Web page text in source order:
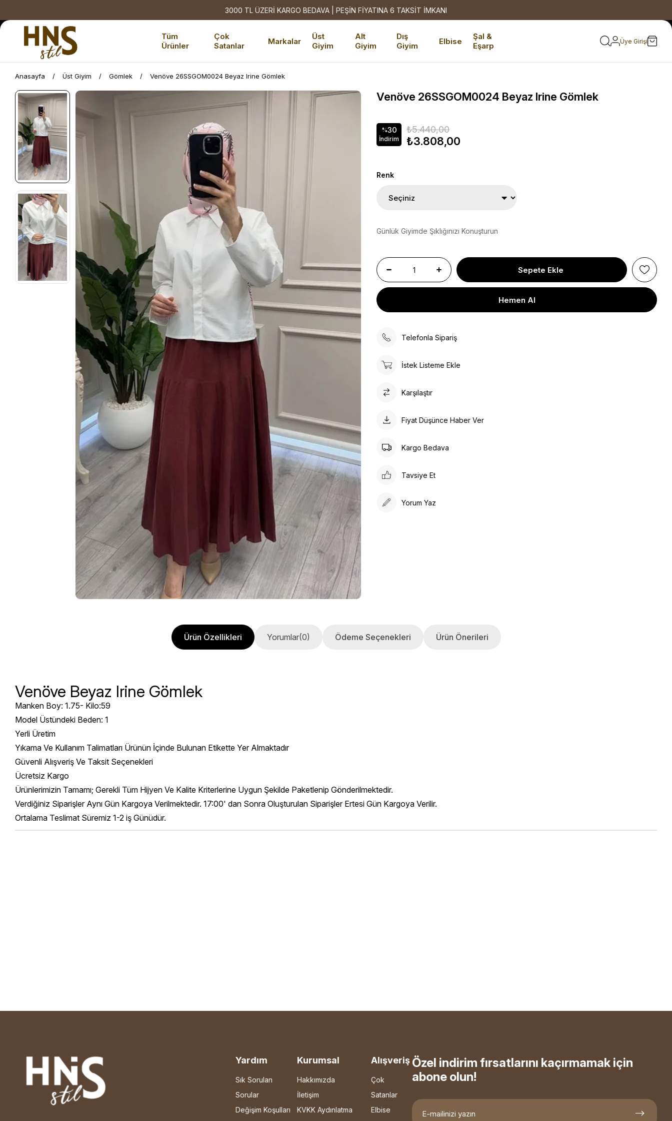
3000 TL ÜZERİ KARGO BEDAVA | PEŞİN FİYATINA 6 TAKSİT İMKANI
Tüm
Ürünler
Çok
Satanlar
Markalar
Üst
Giyim
Alt
Giyim
Dış
Giyim
Elbise
Şal &
Eşarp
Üye Girişi
Anasayfa Üst Giyim Gömlek Venöve 26SSGOM0024 Beyaz Irine Gömlek
Venöve 26SSGOM0024 Beyaz Irine Gömlek
%30
İndirim
₺5.440,00
₺3.808,00
Renk
Günlük Giyimde Şıklığınızı Konuşturun
Telefonla Sipariş
İstek Listeme Ekle
Karşılaştır
Fiyat Düşünce Haber Ver
Kargo Bedava
Tavsiye Et
Yorum Yaz
Ürün Özellikleri Yorumlar(0) Ödeme Seçenekleri Ürün Önerileri
Venöve Beyaz Irine Gömlek
Manken Boy: 1.75- Kilo:59
Model Üstündeki Beden: 1
Yerli Üretim
Yıkama Ve Kullanım Talimatları Ürünün İçinde Bulunan Etikette Yer Almaktadır
Güvenli Alışveriş Ve Taksit Seçenekleri
Ücretsiz Kargo
Ürünlerimizin Tamamı; Gerekli Tüm Hijyen Ve Kalite Kriterlerine Uygun Şekilde Paketlenip Gönderilmektedir.
Verdiğiniz Siparişler Aynı Gün Kargoya Verilmektedir. 17:00' dan Sonra Oluşturulan Siparişler Ertesi Gün Kargoya Verilir.
Ortalama Teslimat Süremiz 1-2 iş Günüdür.
Yardım
Sık Sorulan
Sorular
Değişim Koşulları
Kurumsal
Hakkımızda
İletişim
KVKK Aydınlatma
Alışveriş
Çok
Satanlar
Elbise
Özel indirim fırsatlarını kaçırmamak için
abone olun!